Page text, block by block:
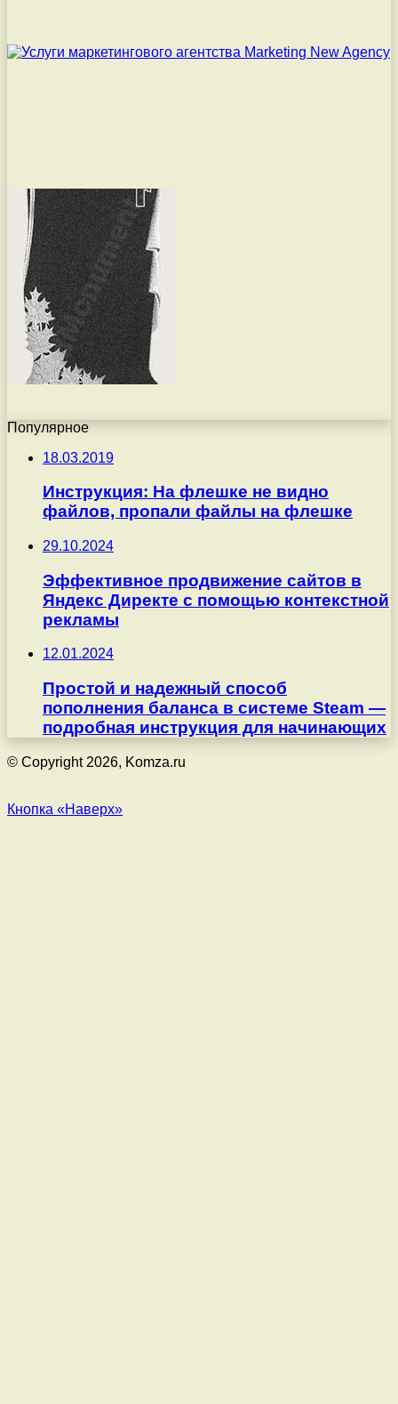
Популярное
18.03.2019
Инструкция: На флешке не видно
файлов, пропали файлы на флешке
29.10.2024
Эффективное продвижение сайтов в
Яндекс Директе с помощью контекстной
рекламы
12.01.2024
Простой и надежный способ
пополнения баланса в системе Steam —
подробная инструкция для начинающих
© Copyright 2026, Komza.ru
Кнопка «Наверх»